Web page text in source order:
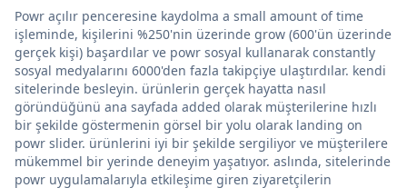
Powr açılır penceresine kaydolma a small amount of time
işleminde, kişilerini %250'nin üzerinde grow (600'ün üzerinde
gerçek kişi) başardılar ve powr sosyal kullanarak constantly
sosyal medyalarını 6000'den fazla takipçiye ulaştırdılar. kendi
sitelerinde besleyin. ürünlerin gerçek hayatta nasıl
göründüğünü ana sayfada added olarak müşterilerine hızlı
bir şekilde göstermenin görsel bir yolu olarak landing on
powr slider. ürünlerini iyi bir şekilde sergiliyor ve müşterilere
mükemmel bir yerinde deneyim yaşatıyor. aslında, sitelerinde
powr uygulamalarıyla etkileşime giren ziyaretçilerin